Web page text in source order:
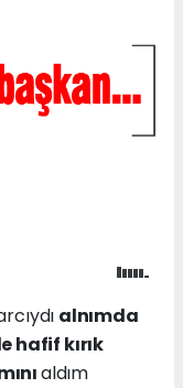
alnımda
hafif kırık
aldım